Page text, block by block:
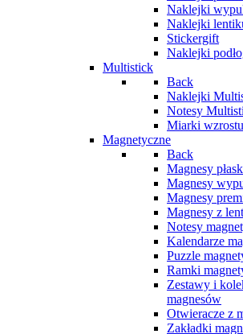
Naklejki
Naklejki
Stickergift
Naklejki
Multistick
Back
Naklejki
Notesy
Miarki wzrostu
Magnetyczne
Back
Magnesy
Magnesy
Magnesy
Magnesy z
Notesy
Kalendarze
Puzzle
Ramki
Zestawy i
magnesów
Otwieracze z
Zakładki